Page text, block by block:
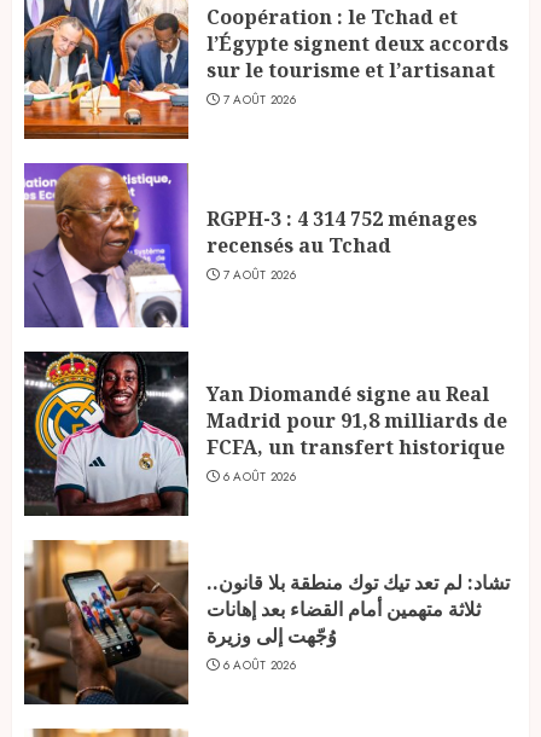
Coopération : le Tchad et
l’Égypte signent deux accords
sur le tourisme et l’artisanat
7 AOÛT 2026
RGPH-3 : 4 314 752 ménages
recensés au Tchad
7 AOÛT 2026
Yan Diomandé signe au Real
Madrid pour 91,8 milliards de
FCFA, un transfert historique
6 AOÛT 2026
تشاد: لم تعد تيك توك منطقة بلا قانون..
ثلاثة متهمين أمام القضاء بعد إهانات
وُجّهت إلى وزيرة
6 AOÛT 2026